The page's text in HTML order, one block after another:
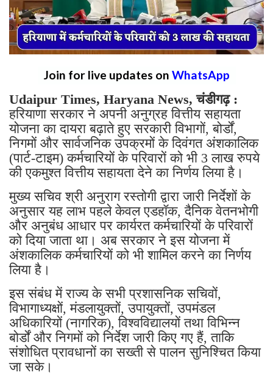
Join for live updates on WhatsApp
Udaipur Times, Haryana News, चंडीगढ़ :
हरियाणा सरकार ने अपनी अनुग्रह वित्तीय सहायता
योजना का दायरा बढ़ाते हुए सरकारी विभागों, बोर्डों,
निगमों और सार्वजनिक उपक्रमों के दिवंगत अंशकालिक
(पार्ट-टाइम) कर्मचारियों के परिवारों को भी 3 लाख रुपये
की एकमुश्त वित्तीय सहायता देने का निर्णय लिया है।
मुख्य सचिव श्री अनुराग रस्तोगी द्वारा जारी निर्देशों के
अनुसार यह लाभ पहले केवल एडहॉक, दैनिक वेतनभोगी
और अनुबंध आधार पर कार्यरत कर्मचारियों के परिवारों
को दिया जाता था। अब सरकार ने इस योजना में
अंशकालिक कर्मचारियों को भी शामिल करने का निर्णय
लिया है।
इस संबंध में राज्य के सभी प्रशासनिक सचिवों,
विभागाध्यक्षों, मंडलायुक्तों, उपायुक्तों, उपमंडल
अधिकारियों (नागरिक), विश्वविद्यालयों तथा विभिन्न
बोर्डों और निगमों को निर्देश जारी किए गए हैं, ताकि
संशोधित प्रावधानों का सख्ती से पालन सुनिश्चित किया
जा सके।